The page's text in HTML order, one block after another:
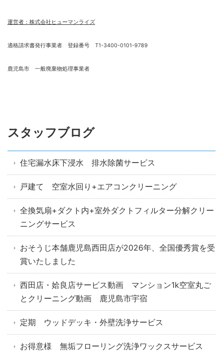
運営者：株式会社ヒューマンライズ
適格請求書発行事業者 登録番号 T1-3400-0101-9789
鹿児島市 一般廃棄物処理事業者
スタッフブログ
住宅漏水床下浸水 排水除菌サービス
戸建て 空室水回り+エアコンクリーニング
全換気扇+ダクト内+室外ダクトフィルター分解クリー
ニングサービス
おそうじ本舗鹿児島西田店が2026年、全国優秀賞を受
賞いたしました
西田店・姶良店サービス動画 マンション1k空室丸ご
とクリーニング動画 鹿児島市宇宿
定期 ウッドデッキ・外壁洗浄サービス
お得意様 無垢フローリング洗浄ワックスサービス